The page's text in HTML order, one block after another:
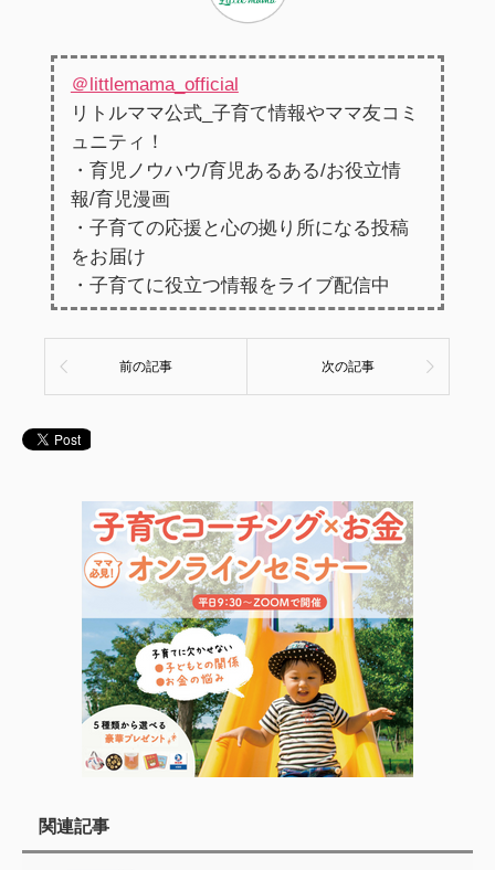
＠littlemama_official
リトルママ公式_子育て情報やママ友コミ
ュニティ！
・育児ノウハウ/育児あるある/お役立情
報/育児漫画
・子育ての応援と心の拠り所になる投稿
をお届け
・子育てに役立つ情報をライブ配信中
前の記事 次の記事
関連記事